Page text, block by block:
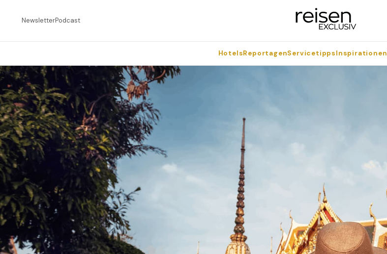
NewsletterPodcast
HotelsReportagenServicetippsInspirationen